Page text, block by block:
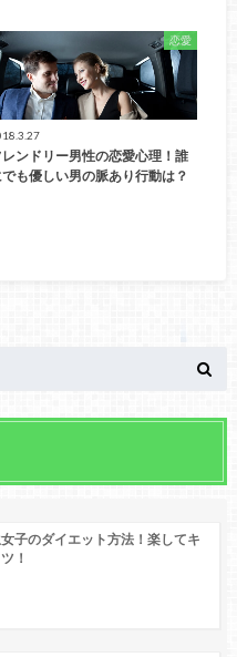
恋愛
レンドリー男性の恋愛心理！誰
でも優しい男の脈あり行動は？
子のダイエット方法！楽してキ
！